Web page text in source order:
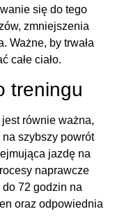
się do tego
zmniejszenia
Ważne, by trwała
całe ciało.
treningu
równie ważna,
szybszy powrót
jazdę na
naprawcze
72 godzin na
oraz odpowiednia